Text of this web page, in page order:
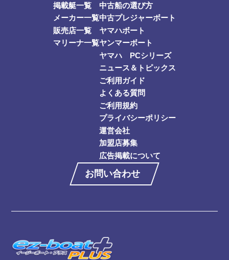
掲載艇一覧
メーカー一覧
販売店一覧
マリーナ一覧
中古船の選び方
中古プレジャーボート
ヤマハボート
ヤンマーボート
ヤマハ PCシリーズ
ニュース＆トピックス
ご利用ガイド
よくある質問
ご利用規約
プライバシーポリシー
運営会社
加盟店募集
広告掲載について
お問い合わせ